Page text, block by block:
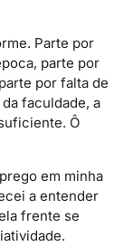
Parte por
parte por
por falta de
faculdade, a
Ô
em minha
a entender
frente se